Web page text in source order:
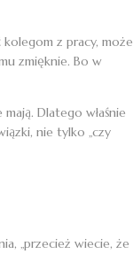
z pracy, może
zmięknie. Bo w
Dlatego właśnie
nie tylko „czy
„przecież wiecie, że